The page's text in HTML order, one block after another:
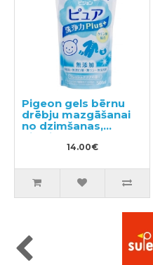
Pigeon gels bērnu
drēbju mazgāšanai
no dzimšanas,
pildviela 500ml
14.00€